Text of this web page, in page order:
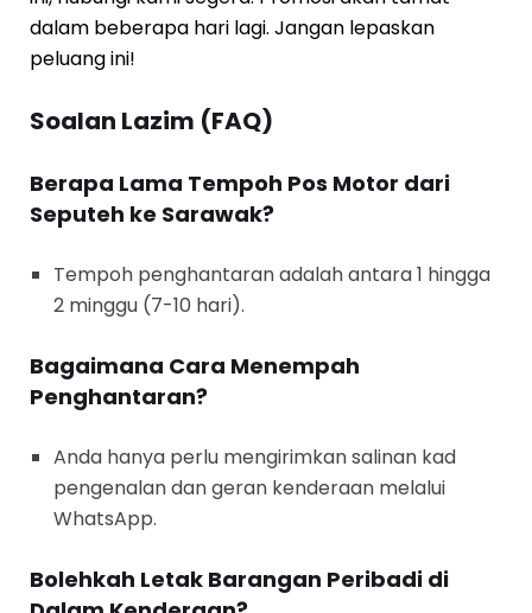
dalam beberapa hari lagi. Jangan lepaskan
peluang ini!
Soalan Lazim (FAQ)
Berapa Lama Tempoh Pos Motor dari
Seputeh ke Sarawak?
Tempoh penghantaran adalah antara 1 hingga
2 minggu (7-10 hari).
Bagaimana Cara Menempah
Penghantaran?
Anda hanya perlu mengirimkan salinan kad
pengenalan dan geran kenderaan melalui
WhatsApp.
Bolehkah Letak Barangan Peribadi di